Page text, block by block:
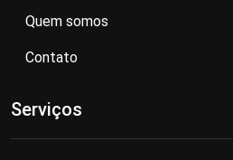
Quem somos
Contato
Serviços